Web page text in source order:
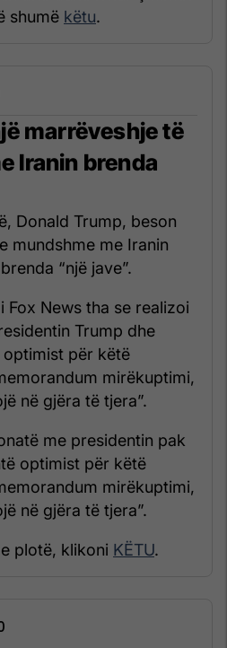
shumë këtu.
marrëveshje të
Iranin brenda
Donald Trump, beson
mundshme me Iranin
“një jave”.
Fox News tha se realizoi
Trump dhe
optimist për këtë
mirëkuptimi,
në gjëra të tjera”.
me presidentin pak
optimist për këtë
mirëkuptimi,
në gjëra të tjera”.
plotë, klikoni KËTU.